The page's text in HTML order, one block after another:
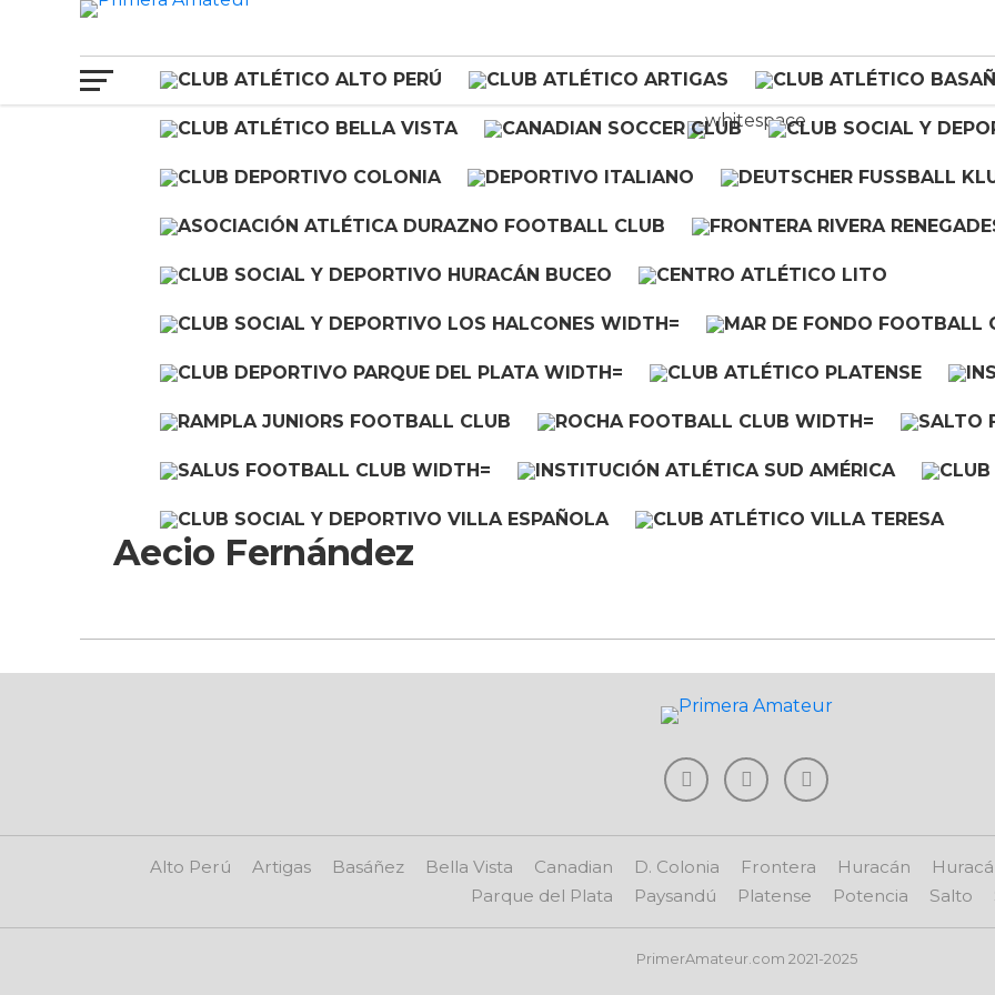
Aecio Fernández
Alto Perú Artigas Basáñez Bella Vista Canadian D. Colonia Frontera Huracán
Parque del Plata
Paysandú Platense Potencia Salto
PrimerAmateur.com 2021-2025